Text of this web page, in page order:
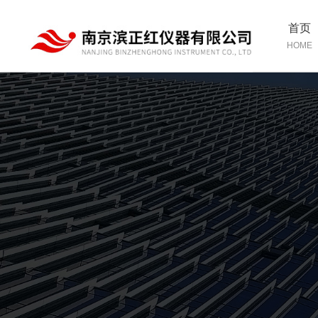
首页
HOME